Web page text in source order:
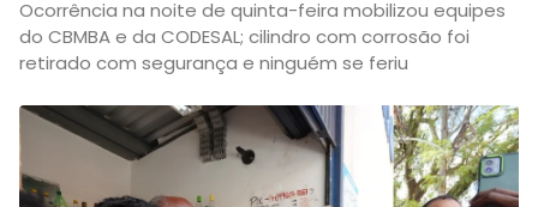
Ocorrência na noite de quinta-feira mobilizou equipes
do CBMBA e da CODESAL; cilindro com corrosão foi
retirado com segurança e ninguém se feriu